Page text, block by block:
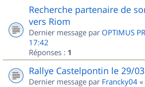
Recherche partenaire de
vers Riom
Dernier message par OPTIMUS
17:42
Réponses : 1
Rallye Castelpontin le 29/03
Dernier message par Francky04 «